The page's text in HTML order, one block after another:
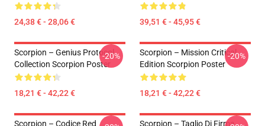
24,38 € - 28,06 € 39,51 € - 45,95 €
Scorpion – Genius Protocol
Collection Scorpion Poster
18,21 € - 42,22 €
-20%
Scorpion – Mission Critical
Edition Scorpion Poster
18,21 € - 42,22 €
-20%
Scorpion – Codice Red
Scorpion – Taglio Di Firma